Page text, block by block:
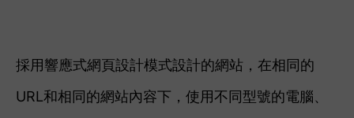
採用響應式網頁設計模式設計的網站，在相同的
URL和相同的網站內容下，使用不同型號的電腦、